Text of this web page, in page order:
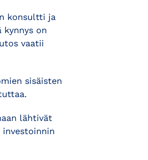
konsultti ja
kynnys on
vaatii
sisäisten
lähtivät